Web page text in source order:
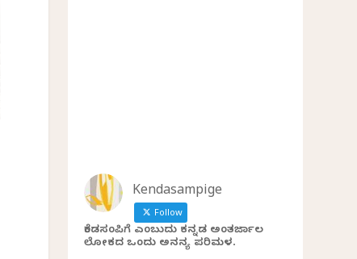
Kendasampige
Follow
ಕೆಂಡಸಂಪಿಗೆ ಎಂಬುದು ಕನ್ನಡ ಅಂತರ್ಜಾಲ
ಲೋಕದ ಒಂದು ಅನನ್ಯ ಪರಿಮಳ.